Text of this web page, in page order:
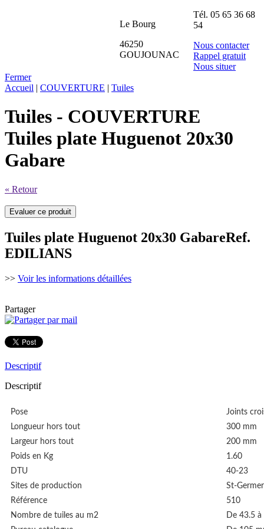
Le Bourg
46250
GOUJOUNAC
Tél. 05 65 36 68
54
Nous contacter
Rappel gratuit
Nous situer
Fermer
Accueil | COUVERTURE | Tuiles
Tuiles - COUVERTURE
Tuiles plate Huguenot 20x30
Gabare
« Retour
Tuiles plate Huguenot 20x30 GabareRef.
EDILIANS
>> Voir les informations détaillées
Partager
Descriptif
Descriptif
Pose
Joints
Longueur hors tout
300 mm
Largeur hors tout
200 mm
Poids en Kg
1.60
DTU
40-23
Sites de production
St-
Référence
510
Nombre de tuiles au m2
De 43.5 à